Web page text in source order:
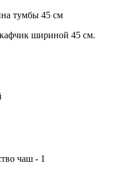
тумбы 45 см
шириной 45 см.
чаш - 1